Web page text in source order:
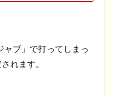
ブ」で打ってしまっ
れます。